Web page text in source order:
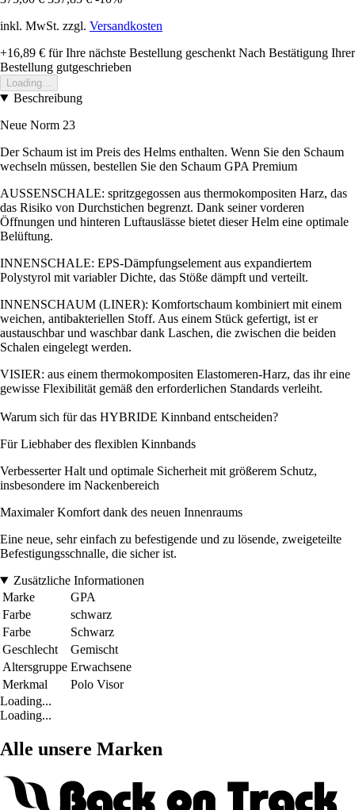
inkl. MwSt. zzgl. Versandkosten
+16,89 € für Ihre nächste Bestellung geschenkt Nach Bestätigung Ihrer
Bestellung gutgeschrieben
Loading...
Beschreibung
Neue Norm 23
Der Schaum ist im Preis des Helms enthalten. Wenn Sie den Schaum
wechseln müssen, bestellen Sie den Schaum GPA Premium
AUSSENSCHALE: spritzgegossen aus thermokompositen Harz, das
das Risiko von Durchstichen begrenzt. Dank seiner vorderen
Öffnungen und hinteren Luftauslässe bietet dieser Helm eine optimale
Belüftung.
INNENSCHALE: EPS-Dämpfungselement aus expandiertem
Polystyrol mit variabler Dichte, das Stöße dämpft und verteilt.
INNENSCHAUM (LINER): Komfortschaum kombiniert mit einem
weichen, antibakteriellen Stoff. Aus einem Stück gefertigt, ist er
austauschbar und waschbar dank Laschen, die zwischen die beiden
Schalen eingelegt werden.
VISIER: aus einem thermokompositen Elastomeren-Harz, das ihr eine
gewisse Flexibilität gemäß den erforderlichen Standards verleiht.
Warum sich für das HYBRIDE Kinnband entscheiden?
Für Liebhaber des flexiblen Kinnbands
Verbesserter Halt und optimale Sicherheit mit größerem Schutz,
insbesondere im Nackenbereich
Maximaler Komfort dank des neuen Innenraums
Eine neue, sehr einfach zu befestigende und zu lösende, zweigeteilte
Befestigungsschnalle, die sicher ist.
Zusätzliche Informationen
Marke
GPA
Farbe
schwarz
Farbe
Schwarz
Geschlecht
Gemischt
Altersgruppe Erwachsene
Merkmal
Polo Visor
Loading...
Loading...
Alle unsere Marken